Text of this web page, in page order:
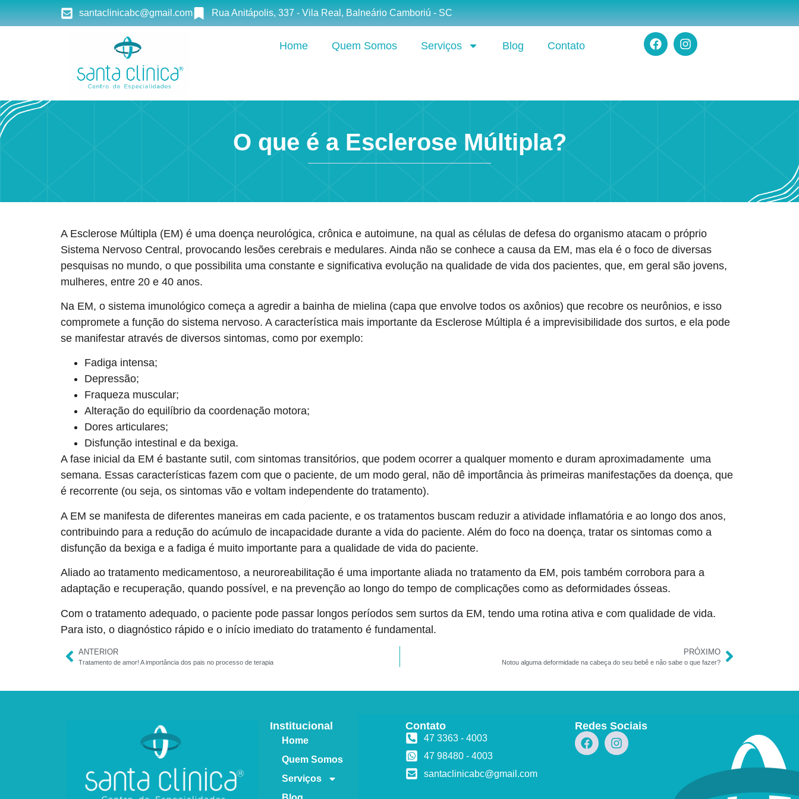
santaclinicabc@gmail.com Rua Anitápolis, 337 - Vila Real, Balneário Camboriú - SC
Home Quem Somos Serviços Blog Contato
O que é a Esclerose Múltipla?
A Esclerose Múltipla (EM) é uma doença neurológica, crônica e autoimune, na qual as células de defesa do organismo atacam o próprio
Sistema Nervoso Central, provocando lesões cerebrais e medulares. Ainda não se conhece a causa da EM, mas ela é o foco de diversas
pesquisas no mundo, o que possibilita uma constante e significativa evolução na qualidade de vida dos pacientes, que, em geral são jovens,
mulheres, entre 20 e 40 anos.
Na EM, o sistema imunológico começa a agredir a bainha de mielina (capa que envolve todos os axônios) que recobre os neurônios, e isso
compromete a função do sistema nervoso. A característica mais importante da Esclerose Múltipla é a imprevisibilidade dos surtos, e ela pode
se manifestar através de diversos sintomas, como por exemplo:
Fadiga intensa;
Depressão;
Fraqueza muscular;
Alteração do equilíbrio da coordenação motora;
Dores articulares;
Disfunção intestinal e da bexiga.
A fase inicial da EM é bastante sutil, com sintomas transitórios, que podem ocorrer a qualquer momento e duram aproximadamente uma
semana. Essas características fazem com que o paciente, de um modo geral, não dê importância às primeiras manifestações da doença, que
é recorrente (ou seja, os sintomas vão e voltam independente do tratamento).
A EM se manifesta de diferentes maneiras em cada paciente, e os tratamentos buscam reduzir a atividade inflamatória e ao longo dos anos,
contribuindo para a redução do acúmulo de incapacidade durante a vida do paciente. Além do foco na doença, tratar os sintomas como a
disfunção da bexiga e a fadiga é muito importante para a qualidade de vida do paciente.
Aliado ao tratamento medicamentoso, a neuroreabilitação é uma importante aliada no tratamento da EM, pois também corrobora para a
adaptação e recuperação, quando possível, e na prevenção ao longo do tempo de complicações como as deformidades ósseas.
Com o tratamento adequado, o paciente pode passar longos períodos sem surtos da EM, tendo uma rotina ativa e com qualidade de vida.
Para isto, o diagnóstico rápido e o início imediato do tratamento é fundamental.
ANTERIOR
Tratamento de amor! A importância dos pais no processo de terapia
PRÓXIMO
Notou alguma deformidade na cabeça do seu bebê e não sabe o que fazer?
Institucional
Home
Quem Somos
Serviços
Contato
47 3363 - 4003
47 98480 - 4003
santaclinicabc@gmail.com
Redes Sociais